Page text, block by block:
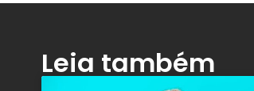
Leia também